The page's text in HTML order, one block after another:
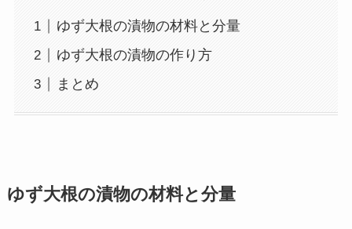
ゆず大根の漬物の材料と分量
ゆず大根の漬物の作り方
まとめ
ゆず大根の漬物の材料と分量